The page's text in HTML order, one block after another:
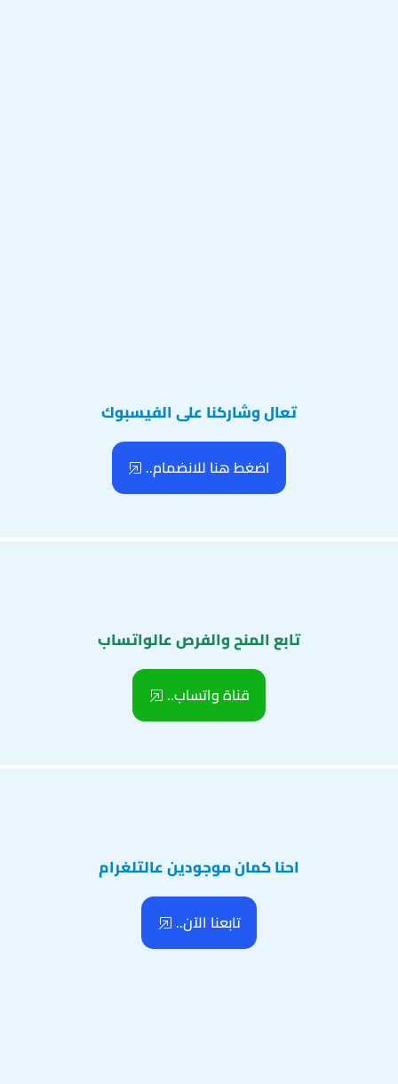
تعال وشاركنا على الفيسبوك
اضغط هنا للانضمام..
تابع المنح والفرص عالواتساب
قناة واتساب..
احنا كمان موجودين عالتلغرام
تابعنا الآن..